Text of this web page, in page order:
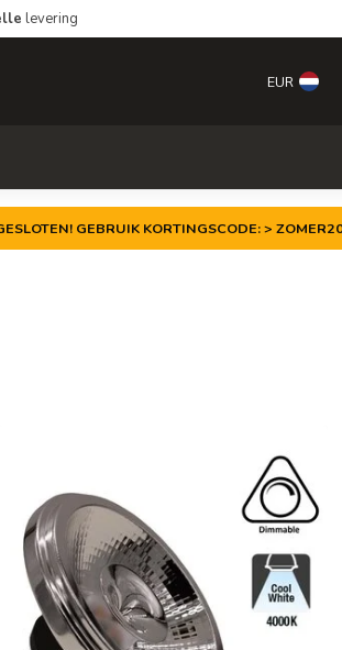
levering
EUR
GEBRUIK KORTINGSCODE: >